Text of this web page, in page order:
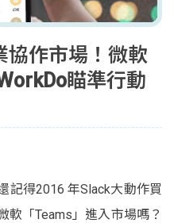
協作市場！微軟
瞄準行動
記得2016 年Slack大動作買
軟「Teams」進入市場嗎？